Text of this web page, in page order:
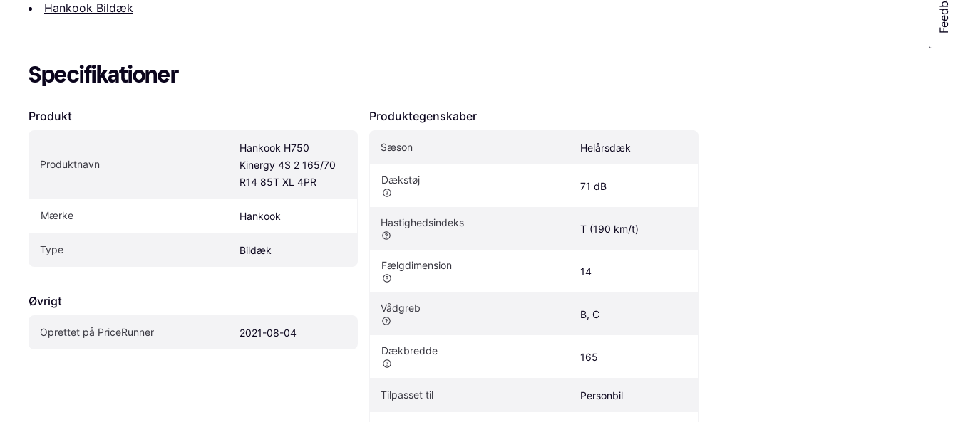
Hankook Bildæk
Specifikationer
Produkt
Produktnavn
Hankook H750
Kinergy 4S 2 165/70
R14 85T XL 4PR
Mærke Hankook
Type Bildæk
Øvrigt
Oprettet på PriceRunner 2021-08-04
Produktegenskaber
Sæson Helårsdæk
Dækstøj
71 dB
Hastighedsindeks
T (190 km/t)
Fælgdimension
14
Vådgreb
B, C
Dækbredde
165
Tilpasset til Personbil